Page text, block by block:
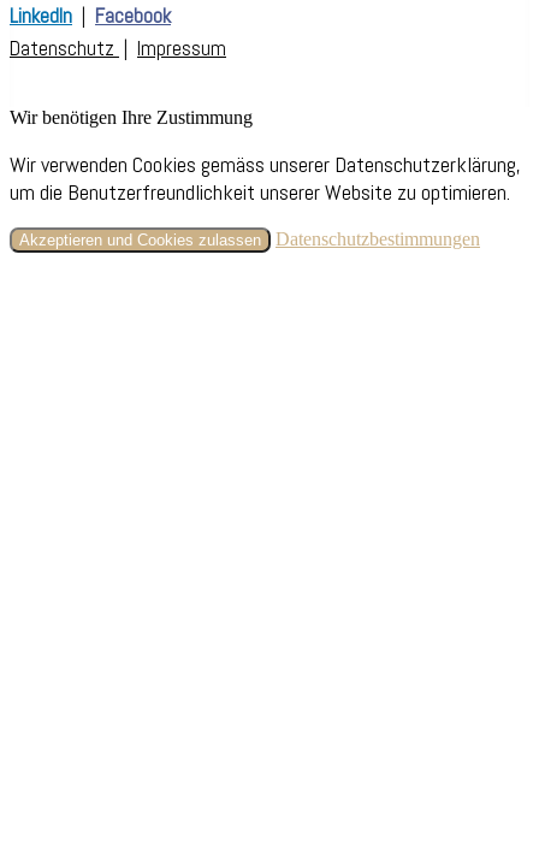
LinkedIn | Facebook
Datenschutz | Impressum
Wir benötigen Ihre Zustimmung
Wir verwenden Cookies gemäss unserer Datenschutzerklärung,
um die Benutzerfreundlichkeit unserer Website zu optimieren.
Akzeptieren und Cookies zulassen Datenschutzbestimmungen